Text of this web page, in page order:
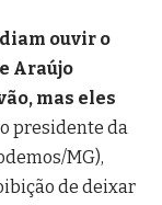
ouvir o
Araújo
mas eles
presidente da
MG),
de deixar